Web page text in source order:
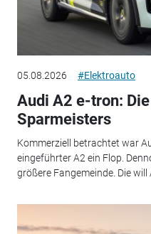
05.08.2026 #Elektroauto
Audi A2 e-tron:
Sparmeisters
Kommerziell betrachtet war
eingeführter A2 ein Flop.
größere Fangemeinde. Die